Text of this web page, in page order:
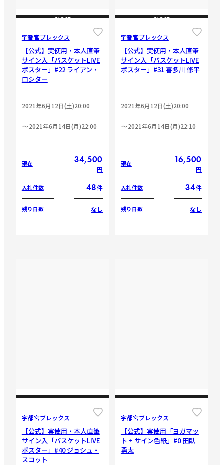
CLOSE
宇都宮ブレックス
【公式】実使用・本人直筆
サイン入「バスケットLIVE
ポスター」#22 ライアン・
ロシター
2021年6月12日(土)20:00
2021年6月14日(月)22:00
現在 34,500
円
入札件数 48件
残り日数 なし
CLOSE
宇都宮ブレックス
【公式】実使用・本人直筆
サイン入「バスケットLIVE
ポスター」#31 喜多川 修平
2021年6月12日(土)20:00
2021年6月14日(月)22:10
現在 16,500
円
入札件数 34件
残り日数 なし
CLOSE
宇都宮ブレックス
【公式】実使用・本人直筆
サイン入「バスケットLIVE
ポスター」#40 ジョシュ・
スコット
CLOSE
宇都宮ブレックス
【公式】実使用「ヨガマッ
ト + サイン色紙」#0 田臥
勇太